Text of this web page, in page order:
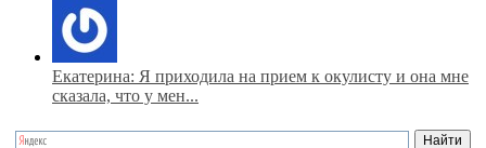
Екатерина: Я приходила на прием к окулисту и она мне
сказала, что у мен...